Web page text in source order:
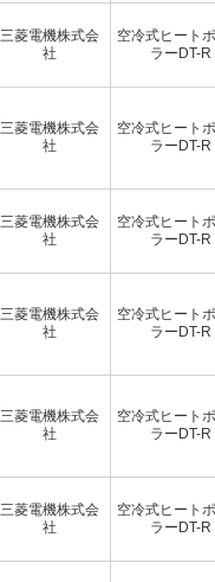
三菱電機株式会
社
空冷式ヒート
ラーDT-
三菱電機株式会
社
空冷式ヒート
ラーDT-
三菱電機株式会
社
空冷式ヒート
ラーDT-
三菱電機株式会
社
空冷式ヒート
ラーDT-
三菱電機株式会
社
空冷式ヒート
ラーDT-
三菱電機株式会
社
空冷式ヒート
ラーDT-